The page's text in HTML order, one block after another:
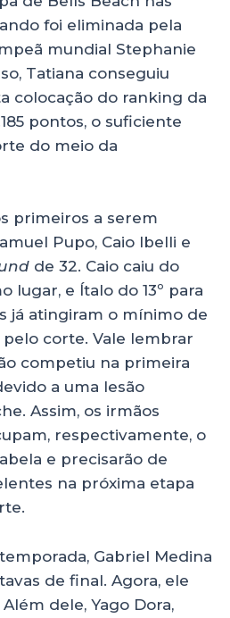
foi eliminada pela
mundial Stephanie
Tatiana conseguiu
colocação do ranking da
pontos, o suficiente
do meio da
primeiros a serem
Pupo, Caio Ibelli e
de 32. Caio caiu do
lugar, e Ítalo do 13º para
já atingiram o mínimo de
corte. Vale lembrar
competiu na primeira
a uma lesão
Assim, os irmãos
respectivamente, o
e precisarão de
na próxima etapa
Gabriel Medina
de final. Agora, ele
Além dele, Yago Dora,